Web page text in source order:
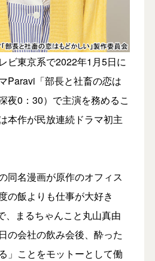
ビ東京系で2022年1月5日に
Paravi「部長と社畜の恋は
夜0：30）で主演を務めるこ
本作が民放連続ドラマ初主
同名漫画が原作のオフィス
の飯よりも仕事が大好き
、まるちゃんこと丸山真由
の会社の飲み会後、酔った
」ことをモットーとして働